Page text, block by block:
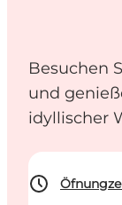
Besuchen
und
idyllischer